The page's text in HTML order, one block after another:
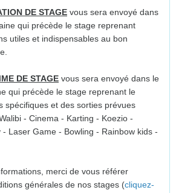
DE STAGE vous sera envoyé dans
qui précède le stage reprenant
utiles et indispensables au bon
DE STAGE vous sera envoyé dans le
qui précède le stage reprenant le
spécifiques et des sorties prévues
- Cinema - Karting - Koezio -
Laser Game - Bowling - Rainbow kids -
merci de vous référer
générales de nos stages (cliquez-